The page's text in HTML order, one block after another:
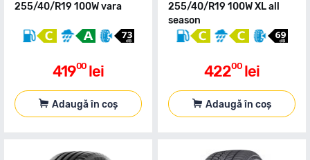
255/40/R19 100W vara
41900 lei
Adaugă în coș
255/40/R19 100W XL all
season
42200 lei
Adaugă în coș